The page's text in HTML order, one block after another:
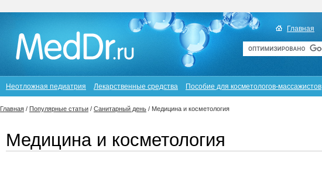
Главная
Неотложная педиатрия Лекарственные средства Пособие для косметологов-массажистов
Главная / Популярные статьи / Санитарный день / Медицина и косметология
Медицина и косметология